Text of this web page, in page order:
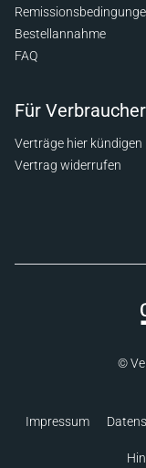
Bestellannahme
FAQ
Für Verbraucher
Verträge hier kündigen
Vertrag widerrufen
©
Impressum